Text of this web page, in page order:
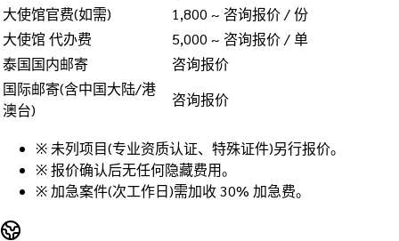
大使馆官费(如需)
1,800 ~ 咨询报价 / 份
大使馆 代办费
5,000 ~ 咨询报价 / 单
泰国国内邮寄
咨询报价
国际邮寄(含中国大陆/港
澳台)
咨询报价
※ 未列项目(专业资质认证、特殊证件)另行报价。
※报价确认后无任何隐藏费用。
※加急案件(次工作日)需加收 30% 加急费。